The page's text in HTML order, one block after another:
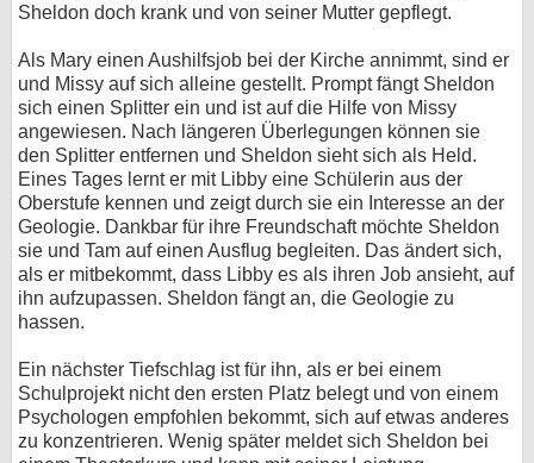
Sheldon doch krank und von seiner Mutter gepflegt.
Als Mary einen Aushilfsjob bei der Kirche annimmt, sind er
und Missy auf sich alleine gestellt. Prompt fängt Sheldon
sich einen Splitter ein und ist auf die Hilfe von Missy
angewiesen. Nach längeren Überlegungen können sie
den Splitter entfernen und Sheldon sieht sich als Held.
Eines Tages lernt er mit Libby eine Schülerin aus der
Oberstufe kennen und zeigt durch sie ein Interesse an der
Geologie. Dankbar für ihre Freundschaft möchte Sheldon
sie und Tam auf einen Ausflug begleiten. Das ändert sich,
als er mitbekommt, dass Libby es als ihren Job ansieht, auf
ihn aufzupassen. Sheldon fängt an, die Geologie zu
hassen.
Ein nächster Tiefschlag ist für ihn, als er bei einem
Schulprojekt nicht den ersten Platz belegt und von einem
Psychologen empfohlen bekommt, sich auf etwas anderes
zu konzentrieren. Wenig später meldet sich Sheldon bei